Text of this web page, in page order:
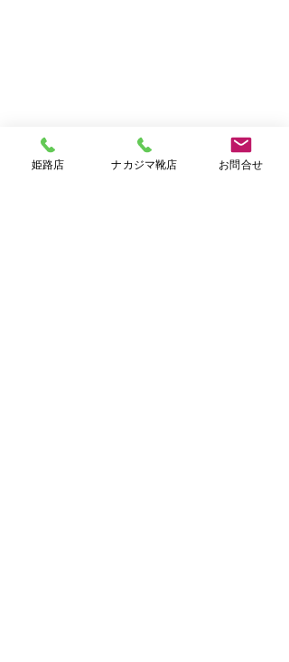
姫路店 ナカジマ靴店 お問合せ